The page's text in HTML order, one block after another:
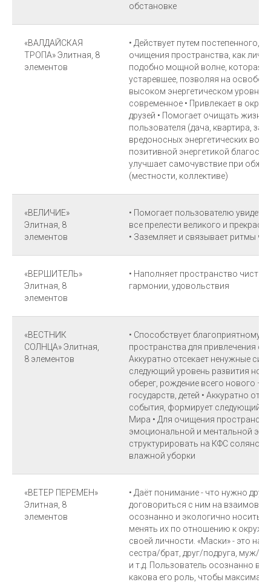
обстановке
«ВАЛДАЙСКАЯ
ТРОПА» Элитная, 8
элементов
• Действует путем постепенного,
очищения пространства, как
подобно мощной волне, которая
устаревшее, позволяя на
высоком энергетическом уровне
современное • Привлекает в
друзей • Помогает очищать
пользователя (дача, квартира,
вредоносных энергетических
позитивной энергетикой
улучшает самочувствие при
(местности, коллективе)
«ВЕЛИЧИЕ»
Элитная, 8
элементов
• Помогает пользователю
все прелести великого и
• Заземляет и связывает ритмы
«ВЕРШИТЕЛЬ»
Элитная, 8
элементов
• Наполняет пространство
гармонии, удовольствия
«ВЕСТНИК
СОЛНЦА» Элитная,
8 элементов
• Способствует благоприятному
пространства для привлечения
Аккуратно отсекает ненужные
следующий уровень развития
оберег, рождение всего нового –
государств, детей • Аккуратно
события, формирует следующий
Мира • Для очищения
эмоциональной и ментальной
структурировать на КФС соляной
влажной уборки
«ВЕТЕР ПЕРЕМЕН»
Элитная, 8
элементов
• Даёт понимание - что нужно
договориться с ним на
осознанно и экологично носить
менять их по отношению к
своей личности. «Маски» - это
сестра/брат, друг/подруга, муж/
и т.д. Пользователь осознанно
какова его роль, чтобы